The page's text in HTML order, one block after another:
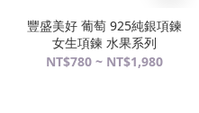
豐盛美好 葡萄 925純銀項鍊
女生項鍊 水果系列
NT$780 ~ NT$1,980